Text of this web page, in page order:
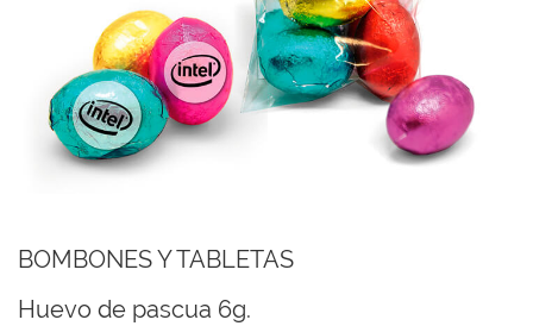
BOMBONES Y TABLETAS
Huevo de pascua 6g.